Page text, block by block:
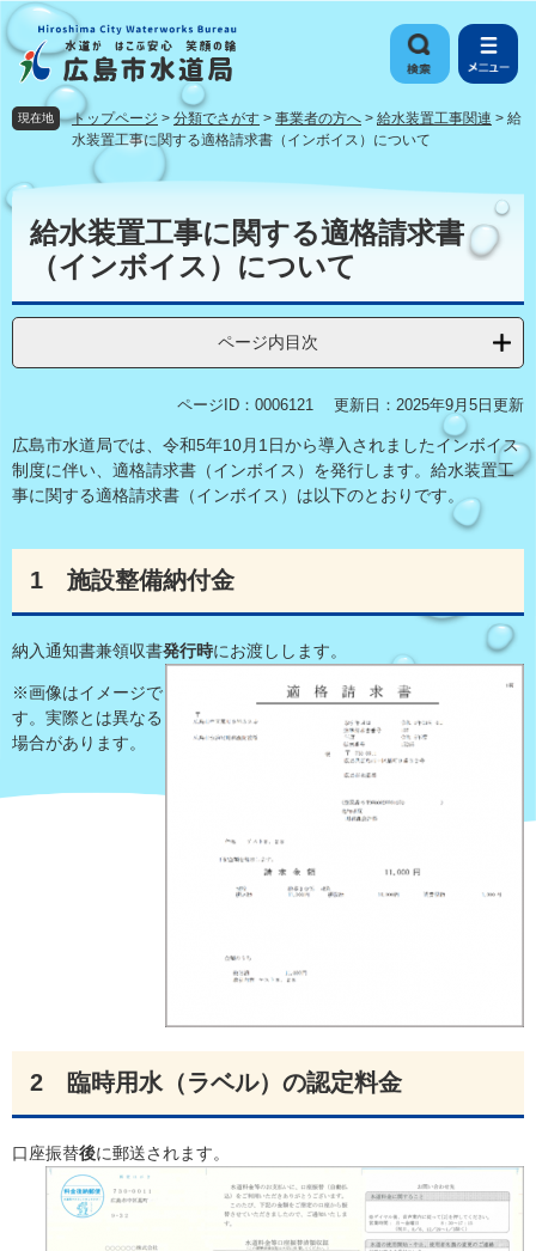
ペ
ー
先
す
。
メ
ニ
を
し
て
現在地 トップページ > 分類でさがす > 事業者の方へ > 給水装置工事関連 > 給
水装置工事に関する適格請求書（インボイス）について
本
給水装置工事に関する適格請求書
（インボイス）について
ページ内目次
ページID：0006121 更新日：2025年9月5日更新
広島市水道局では、令和5年10月1日から導入されましたインボイス
制度に伴い、適格請求書（インボイス）を発行します。給水装置工
事に関する適格請求書（インボイス）は以下のとおりです。
1 施設整備納付金
納入通知書兼領収書発行時にお渡しします。
※画像はイメージで
す。実際とは異なる
場合があります。
2 臨時用水（ラベル）の認定料金
口座振替後に郵送されます。